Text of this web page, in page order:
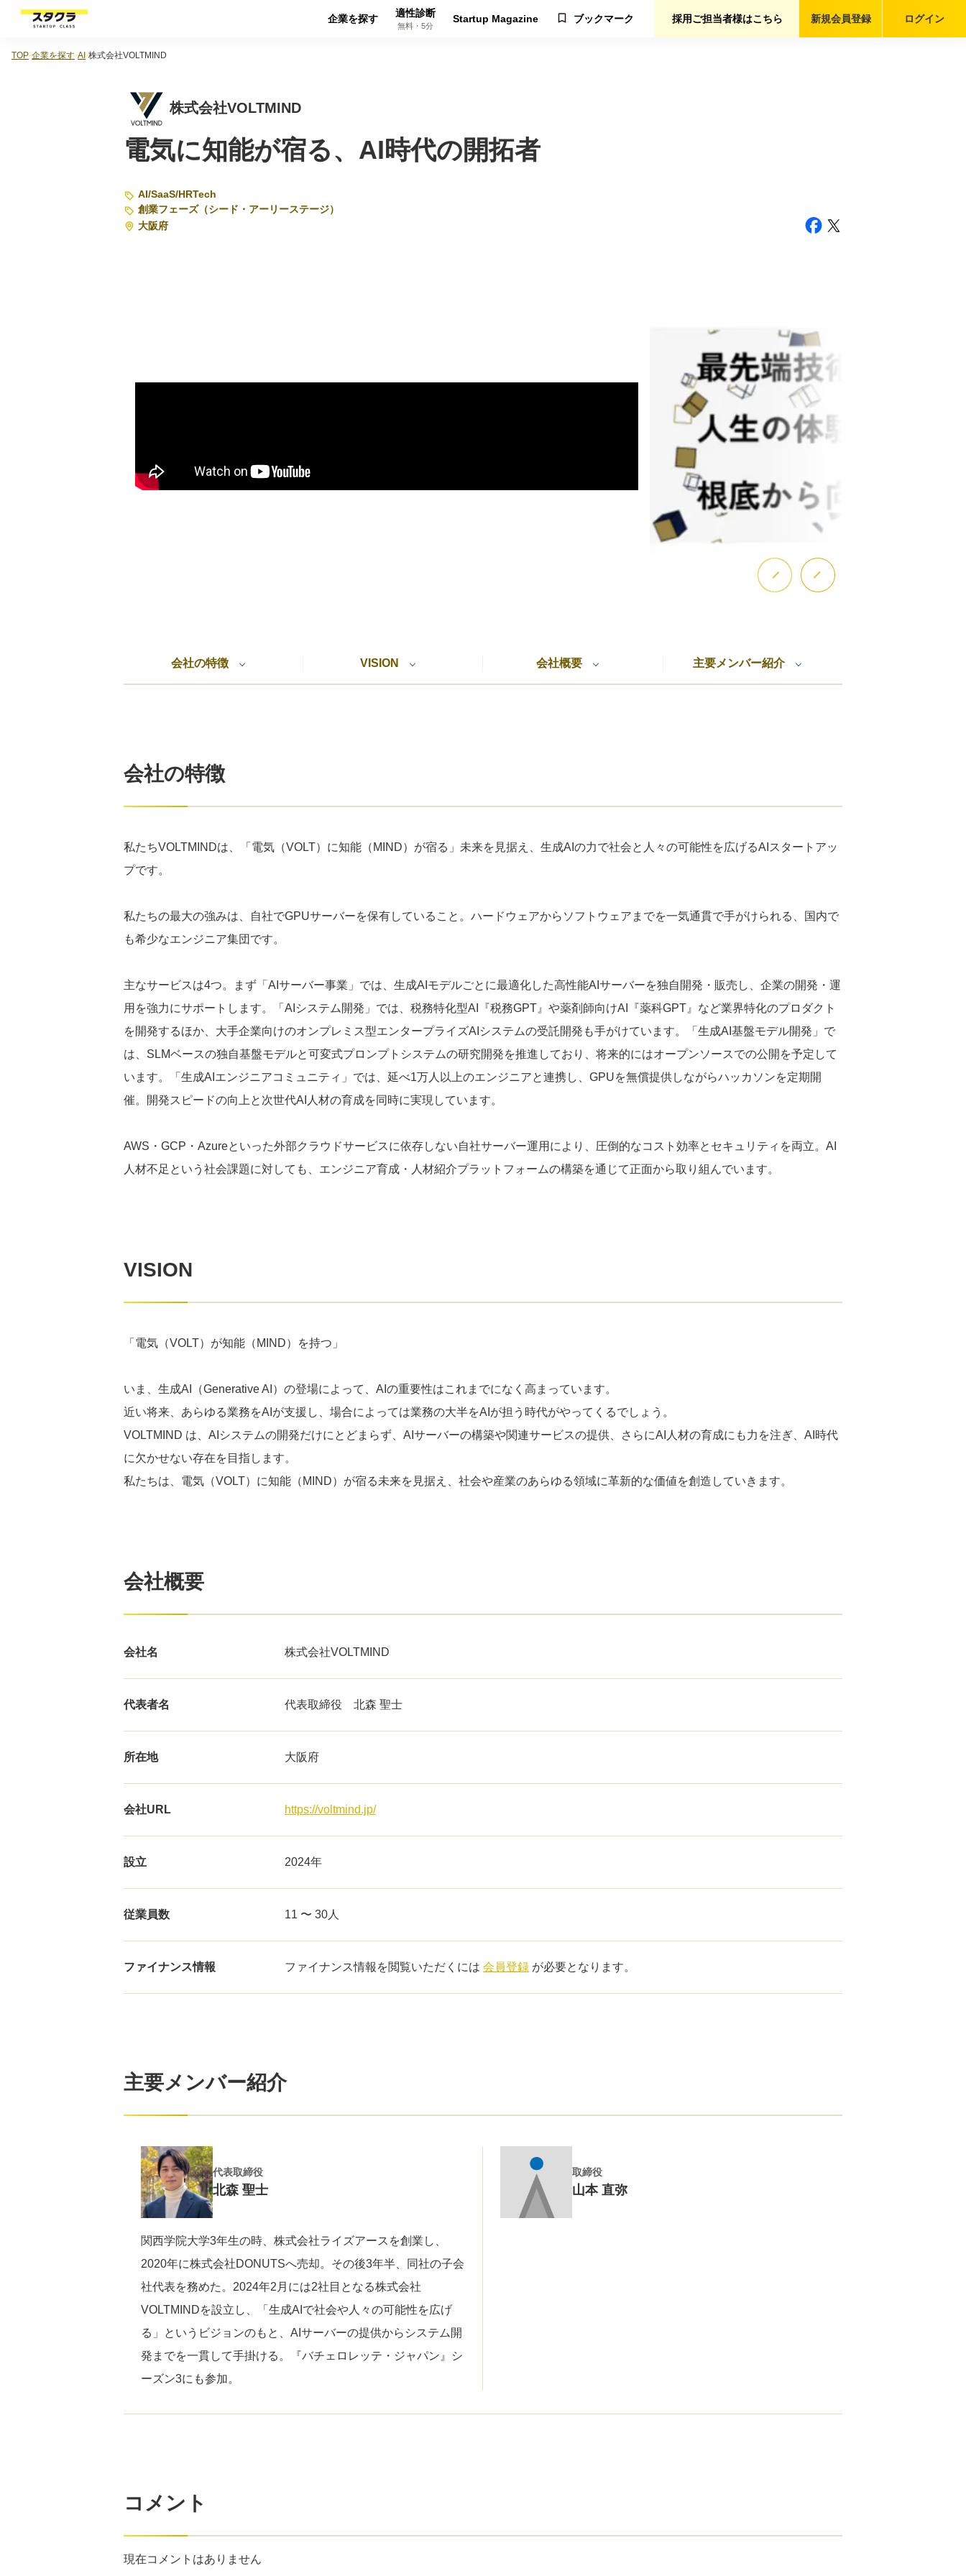
企業を探す 適性診断
無料・5分
Startup Magazine ブックマーク 採用ご担当者様はこちら ログイン
新規会員登録
TOP 企業を探す AI 株式会社VOLTMIND
株式会社VOLTMIND
電気に知能が宿る、AI時代の開拓者
AI/SaaS/HRTech
創業フェーズ（シード・アーリーステージ）
大阪府
会社の特徴 VISION 会社概要 主要メンバー紹介
会社の特徴
私たちVOLTMINDは、「電気（VOLT）に知能（MIND）が宿る」未来を見据え、生成AIの力で社会と人々の可能性を広げるAIスタートアッ
プです。
私たちの最大の強みは、自社でGPUサーバーを保有していること。ハードウェアからソフトウェアまでを一気通貫で手がけられる、国内で
も希少なエンジニア集団です。
主なサービスは4つ。まず「AIサーバー事業」では、生成AIモデルごとに最適化した高性能AIサーバーを独自開発・販売し、企業の開発・運
用を強力にサポートします。「AIシステム開発」では、税務特化型AI『税務GPT』や薬剤師向けAI『薬科GPT』など業界特化のプロダクト
を開発するほか、大手企業向けのオンプレミス型エンタープライズAIシステムの受託開発も手がけています。「生成AI基盤モデル開発」で
は、SLMベースの独自基盤モデルと可変式プロンプトシステムの研究開発を推進しており、将来的にはオープンソースでの公開を予定して
います。「生成AIエンジニアコミュニティ」では、延べ1万人以上のエンジニアと連携し、GPUを無償提供しながらハッカソンを定期開
催。開発スピードの向上と次世代AI人材の育成を同時に実現しています。
AWS・GCP・Azureといった外部クラウドサービスに依存しない自社サーバー運用により、圧倒的なコスト効率とセキュリティを両立。AI
人材不足という社会課題に対しても、エンジニア育成・人材紹介プラットフォームの構築を通じて正面から取り組んでいます。
VISION
「電気（VOLT）が知能（MIND）を持つ」
いま、生成AI（Generative AI）の登場によって、AIの重要性はこれまでになく高まっています。
近い将来、あらゆる業務をAIが支援し、場合によっては業務の大半をAIが担う時代がやってくるでしょう。
VOLTMIND は、AIシステムの開発だけにとどまらず、AIサーバーの構築や関連サービスの提供、さらにAI人材の育成にも力を注ぎ、AI時代
に欠かせない存在を目指します。
私たちは、電気（VOLT）に知能（MIND）が宿る未来を見据え、社会や産業のあらゆる領域に革新的な価値を創造していきます。
会社概要
会社名 株式会社VOLTMIND
代表者名 代表取締役 北森 聖士
所在地 大阪府
会社URL https://voltmind.jp/
設立 2024年
従業員数 11 〜 30人
ファイナンス情報 ファイナンス情報を閲覧いただくには 会員登録 が必要となります。
主要メンバー紹介
代表取締役
北森 聖士
関西学院大学3年生の時、株式会社ライズアースを創業し、
2020年に株式会社DONUTSへ売却。その後3年半、同社の子会
社代表を務めた。2024年2月には2社目となる株式会社
VOLTMINDを設立し、「生成AIで社会や人々の可能性を広げ
る」というビジョンのもと、AIサーバーの提供からシステム開
発までを一貫して手掛ける。『バチェロレッテ・ジャパン』シ
ーズン3にも参加。
取締役
山本 直弥
コメント
現在コメントはありません